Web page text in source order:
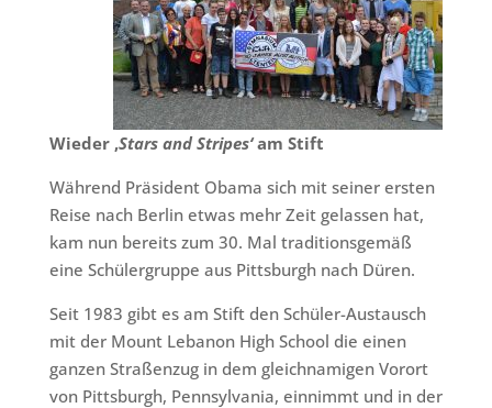
Wieder ‚Stars and Stripes‘am Stift
Während Präsident Obama sich mit seiner ersten
Reise nach Berlin etwas mehr Zeit gelassen hat,
kam nun bereits zum 30. Mal traditionsgemäß
eine Schülergruppe aus Pittsburgh nach Düren.
Seit 1983 gibt es am Stift den Schüler-Austausch
mit der Mount Lebanon High School die einen
ganzen Straßenzug in dem gleichnamigen Vorort
von Pittsburgh, Pennsylvania, einnimmt und in der